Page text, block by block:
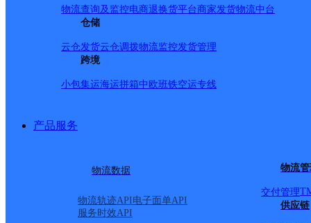
物流查询及监控电商退换货平台商家发货物流中台
仓储
云仓发货云仓调拨物流监控发货管理
跨境
小包集运海运拼箱中欧班铁空运专线
产品服务
物流数据
物流轨迹API电子面单API
服务时效API
物流
交付管理
供应链